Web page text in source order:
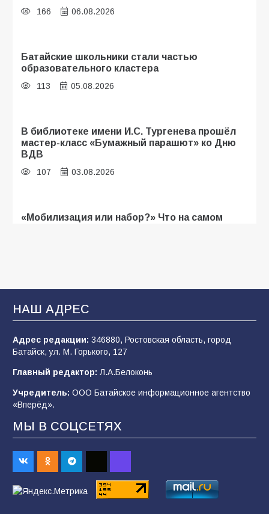
166 06.08.2026
Батайские школьники стали частью
образовательного кластера
113 05.08.2026
В библиотеке имени И.С. Тургенева прошёл
мастер-класс «Бумажный парашют» ко Дню
ВДВ
107 03.08.2026
«Мобилизация или набор?» Что на самом
В Батайске продолжаются дорожные работы
101 04.08.2026
после выборов: в Госдуме дали ответ
99 06.08.2026
В детском саду № 35 дети освоили
строительные профессии в ходе
спортивного праздника
07.08.2026
НАШ АДРЕС
Адрес редакции: 346880, Ростовская область, город
Батайск, ул. М. Горького, 127
Главный редактор: Л.А.Белоконь
Учредитель: ООО Батайское информационное агентство
«Вперёд».
МЫ В СОЦСЕТЯХ